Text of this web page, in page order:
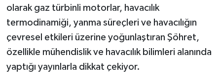
olarak gaz türbinli motorlar, havacılık
termodinamiği, yanma süreçleri ve havacılığın
çevresel etkileri üzerine yoğunlaştıran Şöhret,
özellikle mühendislik ve havacılık bilimleri alanında
yaptığı yayınlarla dikkat çekiyor.